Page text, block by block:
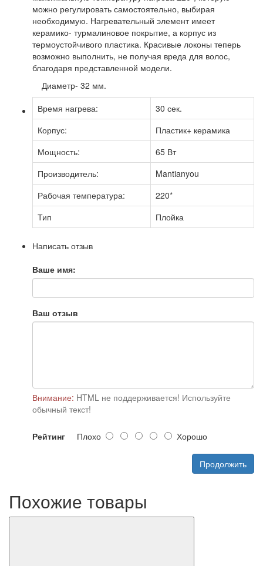
можно регулировать самостоятельно, выбирая
необходимую. Нагревательный элемент имеет
керамико- турмалиновое покрытие, а корпус из
термоустойчивого пластика. Красивые локоны теперь
возможно выполнить, не получая вреда для волос,
благодаря представленной модели.
Диаметр- 32 мм.
Время нагрева:
30 сек.
Корпус:
Пластик+ керамика
Мощность:
65 Вт
Производитель:
Mantianyou
Рабочая температура:
220*
Тип
Плойка
Написать отзыв
Ваше имя:
Ваш отзыв
Внимание: HTML не поддерживается! Используйте
обычный текст!
Рейтинг Плохо Хорошо
Продолжить
Похожие товары